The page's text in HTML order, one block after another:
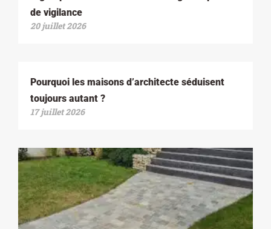
de vigilance
20 juillet 2026
Pourquoi les maisons d’architecte séduisent
toujours autant ?
17 juillet 2026